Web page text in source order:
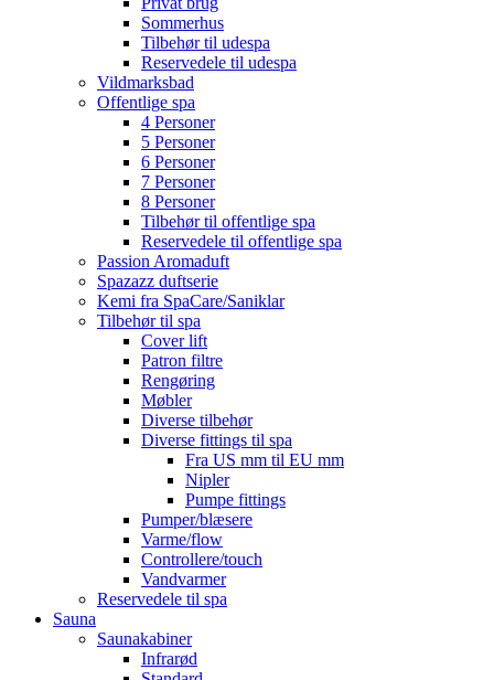
Sommerhus
Tilbehør til udespa
Reservedele til udespa
Vildmarksbad
Offentlige spa
4 Personer
5 Personer
6 Personer
7 Personer
8 Personer
Tilbehør til offentlige spa
Reservedele til offentlige spa
Passion Aromaduft
Spazazz duftserie
Kemi fra SpaCare/Saniklar
Tilbehør til spa
Cover lift
Patron filtre
Rengøring
Møbler
Diverse tilbehør
Diverse fittings til spa
Fra US mm til EU mm
Nipler
Pumpe fittings
Pumper/blæsere
Varme/flow
Controllere/touch
Vandvarmer
Reservedele til spa
Sauna
Saunakabiner
Infrarød